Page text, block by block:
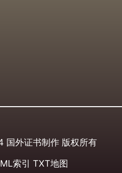
国外证书制作 版权所有
索引 TXT地图